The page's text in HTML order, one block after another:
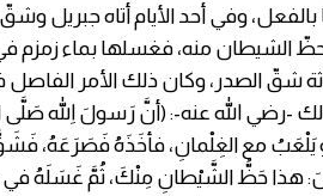
وفي أحد الأيام أتاه جبريل
حظّ الشيطان منه، فغسلها بماء
-رضي الله عنه-: (أنَّ رَسولَ اللهِ صَلَّى
مع الغِلْمانِ، فأخَذَهُ فَصَرَعَهُ،
هذا حَظُّ الشَّيْطانِ مِنْكَ، ثُمَّ غَسَلَهُ